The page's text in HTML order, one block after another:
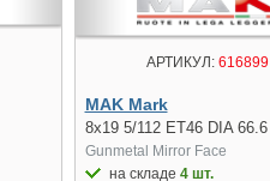
АРТИКУЛ: 616899
MAK Mark
8x19 5/112 ET46 DIA 66.6
Gunmetal Mirror Face
на складе 4 шт.